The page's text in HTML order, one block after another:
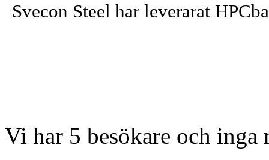
Svecon Steel har leverarat
Vi har 5 besökare och inga